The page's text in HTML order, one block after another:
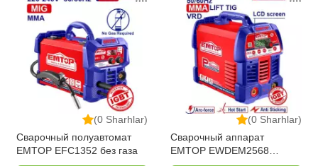
(0 Sharhlar)
Сварочный полуавтомат
EMTOP EFC1352 без газа
(0 Sharhlar)
Сварочный аппарат
EMTOP EWDEM2568